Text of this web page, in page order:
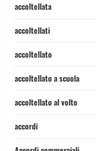
accoltellata
accoltellati
accoltellato
accoltellato a scuola
accoltellato al volto
accordi